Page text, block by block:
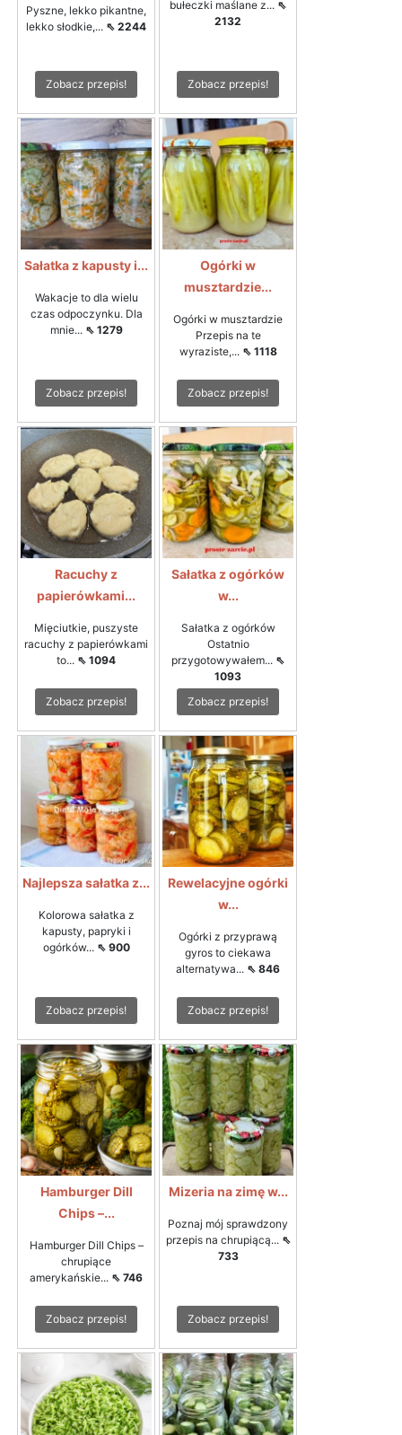
Pyszne, lekko pikantne,
lekko słodkie,... ⇖ 2244
Zobacz przepis!
bułeczki maślane z... ⇖
2132
Zobacz przepis!
Sałatka z kapusty i...
Wakacje to dla wielu
czas odpoczynku. Dla
mnie... ⇖ 1279
Zobacz przepis!
Ogórki w
musztardzie...
Ogórki w musztardzie
Przepis na te
wyraziste,... ⇖ 1118
Zobacz przepis!
Racuchy z
papierówkami...
Mięciutkie, puszyste
racuchy z papierówkami
to... ⇖ 1094
Zobacz przepis!
Sałatka z ogórków
w...
Sałatka z ogórków
Ostatnio
przygotowywałem... ⇖
1093
Zobacz przepis!
Najlepsza sałatka z...
Kolorowa sałatka z
kapusty, papryki i
ogórków... ⇖ 900
Zobacz przepis!
Rewelacyjne ogórki
w...
Ogórki z przyprawą
gyros to ciekawa
alternatywa... ⇖ 846
Zobacz przepis!
Hamburger Dill
Chips –...
Hamburger Dill Chips –
chrupiące
amerykańskie... ⇖ 746
Zobacz przepis!
Mizeria na zimę w...
Poznaj mój sprawdzony
przepis na chrupiącą... ⇖
733
Zobacz przepis!